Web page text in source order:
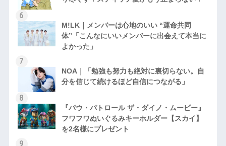
M!LK｜メンバーは心地のいい “運命共同
体”「こんなにいいメンバーに出会えて本当に
よかった」
NOA｜「勉強も努力も絶対に裏切らない。自
分を信じて続けるほど自信につながる」
『パウ・パトロール ザ・ダイノ・ムービー』
フワフワぬいぐるみキーホルダー【スカイ】
を2名様にプレゼント